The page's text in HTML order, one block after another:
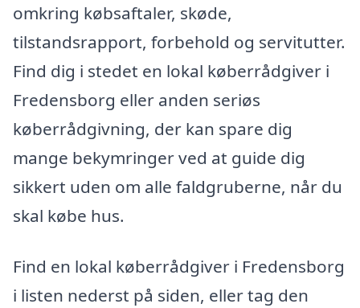
omkring købsaftaler, skøde,
tilstandsrapport, forbehold og servitutter.
Find dig i stedet en lokal køberrådgiver i
Fredensborg eller anden seriøs
køberrådgivning, der kan spare dig
mange bekymringer ved at guide dig
sikkert uden om alle faldgruberne, når du
skal købe hus.
Find en lokal køberrådgiver i Fredensborg
i listen nederst på siden, eller tag den